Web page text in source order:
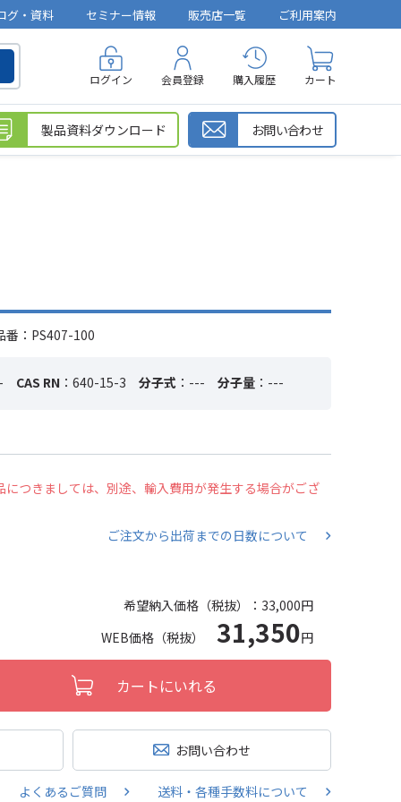
グ・資料 セミナー情報 販売店一覧 ご利用案内
ログイン 会員登録 購入履歴 カート
製品資料ダウンロード お問い合わせ
：PS407-100
CAS RN ：640-15-3 分子式 ：--- 分子量 ：---
つきましては、別途、輸入費用が発生する場合がござ
ご注文から出荷までの日数について
希望納入価格（税抜）： 33,000円
WEB価格（税抜） 31,350円
カートにいれる
お問い合わせ
よくあるご質問 送料・各種手数料について